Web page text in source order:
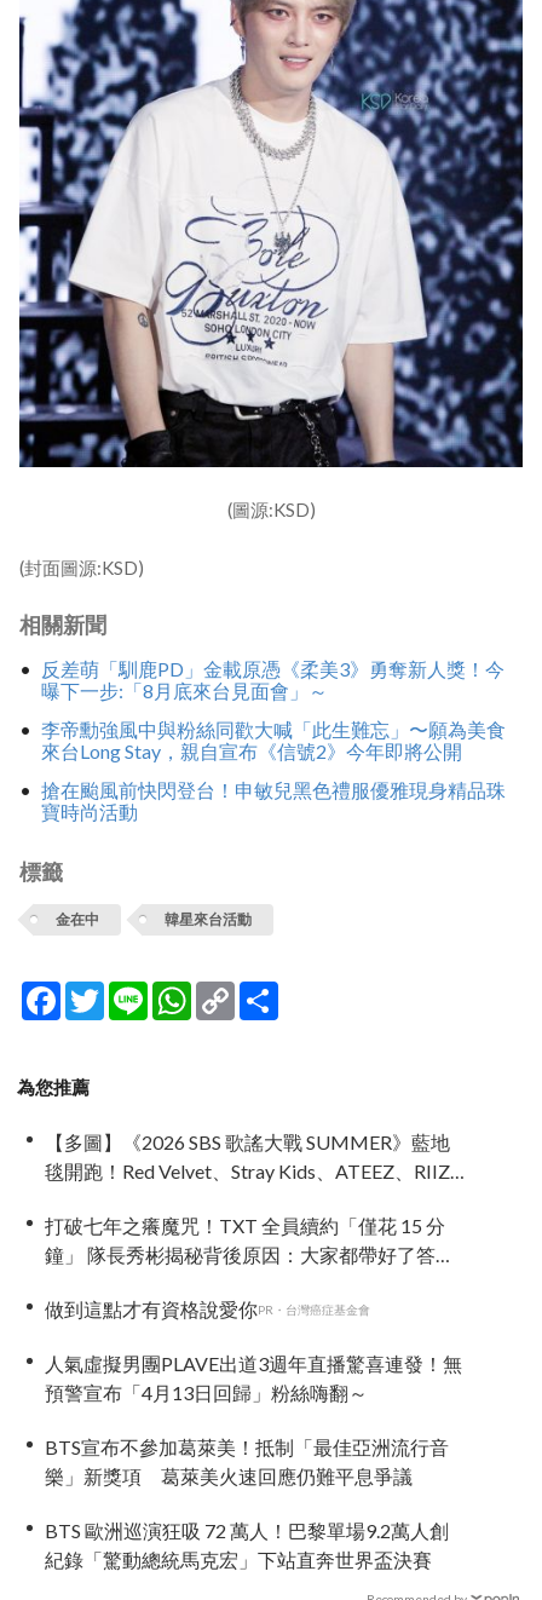
(圖源:KSD)
(封面圖源:KSD)
相關新聞
反差萌「馴鹿PD」金載原憑《柔美3》勇奪新人獎！今
曝下一步:「8月底來台見面會」～
李帝勳強風中與粉絲同歡大喊「此生難忘」〜願為美食
來台Long Stay，親自宣布《信號2》今年即將公開
搶在颱風前快閃登台！申敏兒黑色禮服優雅現身精品珠
寶時尚活動
標籤
金在中 韓星來台活動
Facebook
TwitterLine WhatsApp
Copy
Link
為您推薦
【多圖】《2026 SBS 歌謠大戰 SUMMER》藍地
毯開跑！Red Velvet、Stray Kids、ATEEZ、RIIZE
打破七年之癢魔咒！TXT 全員續約「僅花 15 分
鐘」 隊長秀彬揭秘背後原因：大家都帶好了答
做到這點才有資格說愛你PR・台灣癌症基金會
人氣虛擬男團PLAVE出道3週年直播驚喜連發！無
預警宣布「4月13日回歸」粉絲嗨翻～
BTS宣布不參加葛萊美！抵制「最佳亞洲流行音
樂」新獎項 葛萊美火速回應仍難平息爭議
BTS 歐洲巡演狂吸 72 萬人！巴黎單場9.2萬人創
紀錄「驚動總統馬克宏」下站直奔世界盃決賽